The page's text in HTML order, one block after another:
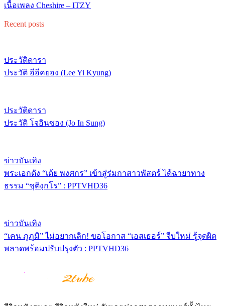
เนื้อเพลง Cheshire – ITZY
Recent posts
ประวัติดารา
ประวัติ อีอีคยอง (Lee Yi Kyung)
ประวัติดารา
ประวัติ โจอินซอง (Jo In Sung)
ข่าวบันเทิง
พระเอกดัง “เต้ย พงศกร” เข้าสู่ร่มกาสาวพัสตร์ ได้ฉายาทาง
ธรรม “ชุติงฺกโร” : PPTVHD36
ข่าวบันเทิง
“เคน ภูภูมิ” ไม่อยากเลิก! ขอโอกาส “เอสเธอร์” จีบใหม่ รู้จุดผิด
พลาดพร้อมปรับปรุงตัว : PPTVHD36